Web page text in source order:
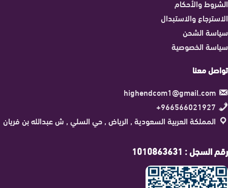
الشروط والأحكام
الاسترجاع والاستبدال
سياسة الشحن
سياسة الخصوصية
تواصل معنا
highendcom1@gmail.com
966566021927+
المملكة العربية السعودية , الرياض , حي السلي , ش عبدالله بن فريان
رقم السجل : 1010863631